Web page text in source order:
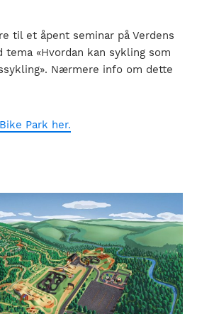
til et åpent seminar på Verdens
tema «Hvordan kan sykling som
Nærmere info om dette
Park her.